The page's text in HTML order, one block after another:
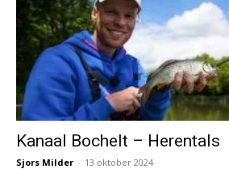
Kanaal Bochelt – Herentals
Sjors Milder - 13 oktober 2024